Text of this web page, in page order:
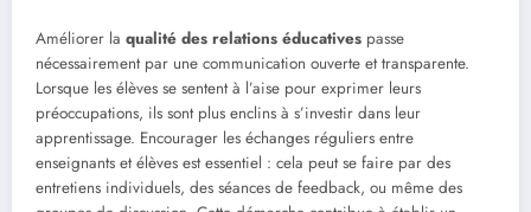
Améliorer la qualité des relations éducatives passe
nécessairement par une communication ouverte et transparente.
Lorsque les élèves se sentent à l’aise pour exprimer leurs
préoccupations, ils sont plus enclins à s’investir dans leur
apprentissage. Encourager les échanges réguliers entre
enseignants et élèves est essentiel : cela peut se faire par des
entretiens individuels, des séances de feedback, ou même des